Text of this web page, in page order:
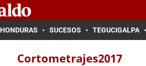
HONDURAS SUCESOS TEGUCIGALPA
Cortometrajes2017